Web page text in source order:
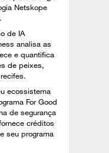
Netskope
de IA
analisa as
e quantifica
de peixes,
ecossistema
For Good
de segurança
créditos
seu programa